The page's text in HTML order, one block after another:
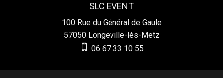
SLC EVENT
100 Rue du Général de Gaule
57050 Longeville-lès-Metz
06 67 33 10 55